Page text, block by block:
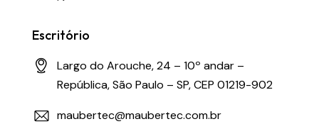
Escritório
Largo do Arouche, 24 – 10º andar –
República, São Paulo – SP, CEP 01219-902
maubertec@maubertec.com.br